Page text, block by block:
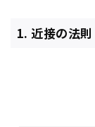
1. 近接の法